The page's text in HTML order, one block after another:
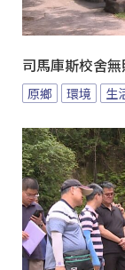
司馬庫斯校舍
原鄉 環境 生